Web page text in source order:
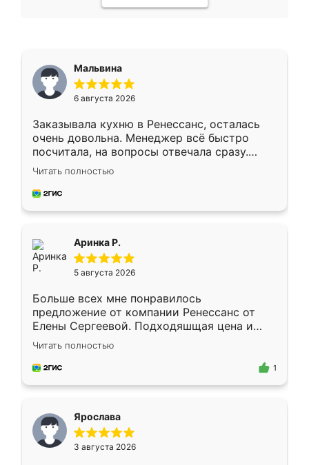
Мальвина
6 августа 2026
Заказывала кухню в Ренессанс, осталась
очень довольна. Менеджер всё быстро
посчитала, на вопросы отвечала сразу.
Замерщик приехал в субботу, подошёл к
делу со всей ответственностью. Собрали
за день, ребята работали аккуратно, даже
Читать полностью
Аринка Р.
5 августа 2026
Больше всех мне понравилось
предложение от компании Ренессанс от
Елены Сергеевой. Подходяшщая цена и
короткие сроки изготовления. Приехавший
для замера сотрудник Владислав
предложил по моему эскизу самый
Читать полностью
1
Ярослава
3 августа 2026